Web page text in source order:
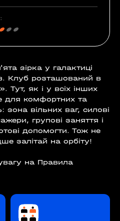
зірка у галактиці
Клуб розташований в
Тут, як і у всіх інших
для комфортних та
зона вільних ваг, силові
групові заняття і
допомогти. Тож не
залітай на орбіту!
на Правила